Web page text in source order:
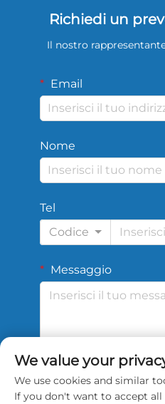
Richiedi un
Il nostro
Email
Nome
Tel
Codice
Messaggio
We value your
We use cookies and similar
If you don't want to accept all